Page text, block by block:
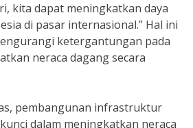
kita dapat meningkatkan daya
di pasar internasional.” Hal ini
ketergantungan pada
neraca dagang secara
pembangunan infrastruktur
dalam meningkatkan neraca